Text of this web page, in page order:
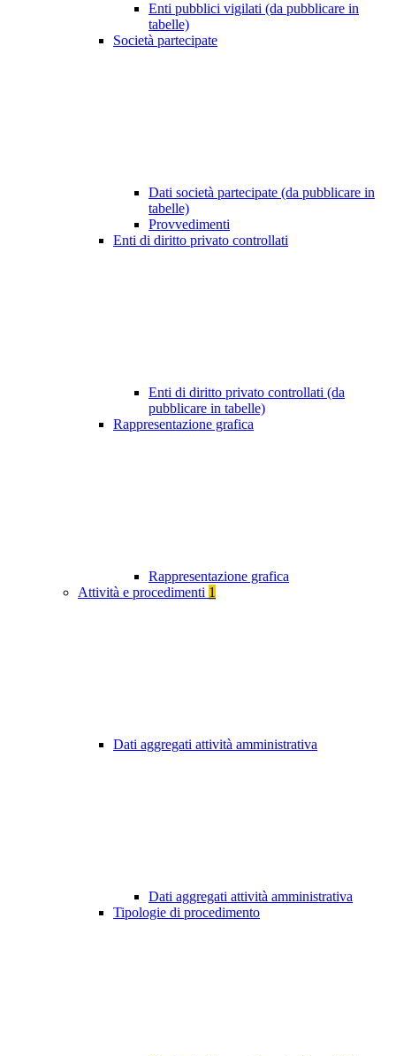
Enti pubblici vigilati (da pubblicare in
tabelle)
Società partecipate
Dati società partecipate (da pubblicare in
tabelle)
Provvedimenti
Enti di diritto privato controllati
Enti di diritto privato controllati (da
pubblicare in tabelle)
Rappresentazione grafica
Rappresentazione grafica
Attività e procedimenti 1
Dati aggregati attività amministrativa
Dati aggregati attività amministrativa
Tipologie di procedimento